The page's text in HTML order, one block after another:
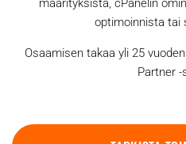
määrityksistä, cPanelin
optimoinnista tai
Osaamisen takaa yli 25
Partner